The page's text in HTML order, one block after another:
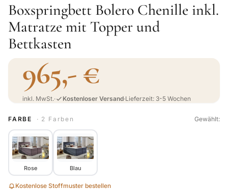
Boxspringbett Bolero Chenille inkl.
Matratze mit Topper und
Bettkasten
965,- €
inkl. MwSt.· Kostenloser Versand·Lieferzeit: 3-5 Wochen
FARBE · 2 Farben Gewählt:
Rose Blau
Kostenlose Stoffmuster bestellen